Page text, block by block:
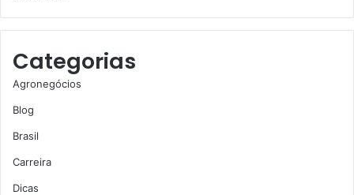
Categorias
Agronegócios
Blog
Brasil
Carreira
Dicas